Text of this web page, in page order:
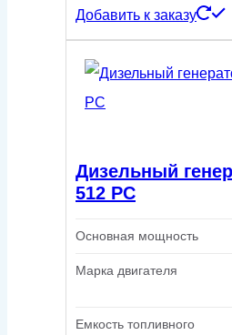
Добавить к заказу
Дизельный
512 PC
Основная мощность
Марка двигателя
Емкость топливного